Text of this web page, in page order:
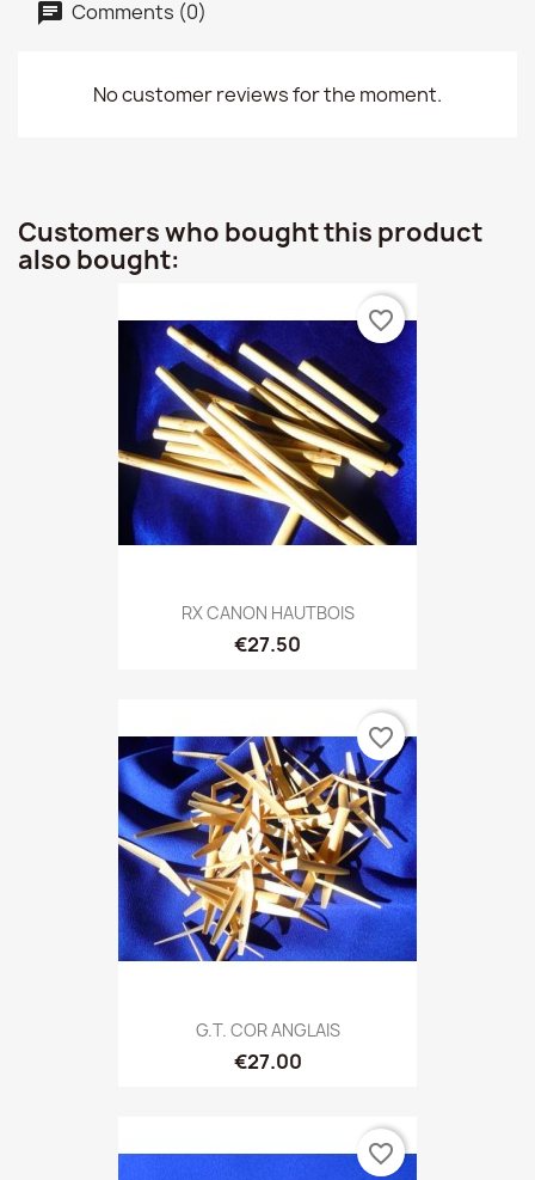
Comments (0)
No customer reviews for the moment.
Customers who bought this product
also bought:
RX CANON HAUTBOIS
€27.50
favorite_border
G.T. COR ANGLAIS
€27.00
favorite_border
favorite_border